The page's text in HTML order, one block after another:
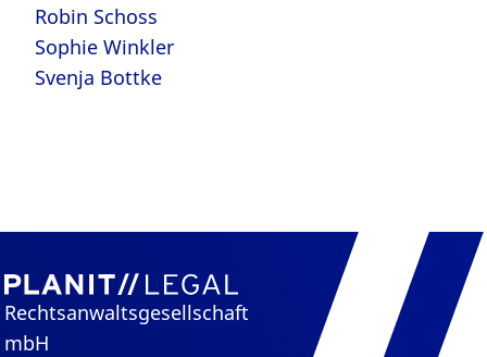
Robin Schoss
Sophie Winkler
Svenja Bottke
Rechtsanwaltsgesellschaft
mbH